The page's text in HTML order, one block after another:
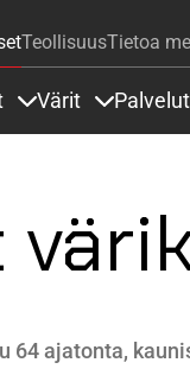
TeollisuusTietoa
Värit Palvelut
64 ajatonta,